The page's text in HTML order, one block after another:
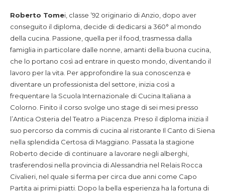
Roberto Tomei, classe ’92 originario di Anzio, dopo aver
conseguito il diploma, decide di dedicarsi a 360° al mondo
della cucina. Passione, quella per il food, trasmessa dalla
famiglia in particolare dalle nonne, amanti della buona cucina,
che lo portano così ad entrare in questo mondo, diventando il
lavoro per la vita. Per approfondire la sua conoscenza e
diventare un professionista del settore, inizia così a
frequentare la Scuola Internazionale di Cucina Italiana a
Colorno. Finito il corso svolge uno stage di sei mesi presso
l’Antica Osteria del Teatro a Piacenza. Preso il diploma inizia il
suo percorso da commis di cucina al ristorante Il Canto di Siena
nella splendida Certosa di Maggiano. Passata la stagione
Roberto decide di continuare a lavorare negli alberghi,
trasferendosi nella provincia di Alessandria nel Relais Rocca
Civalieri, nel quale si ferma per circa due anni come Capo
Partita ai primi piatti. Dopo la bella esperienza ha la fortuna di